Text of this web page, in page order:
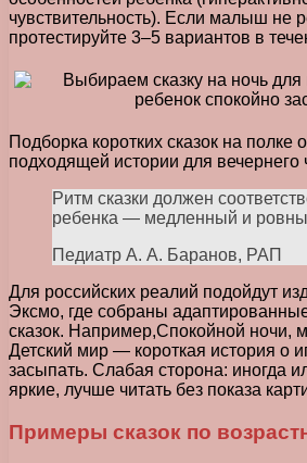
чувствительность). Если малыш не
протестируйте 3–5 вариантов в
Подборка коротких сказок на полке
подходящей истории для вечернего
Ритм сказки должен
ребенка — медленный и
Педиатр А. А. Баранов, РАП
Для российских реалий подойдут
Эксмо, где собраны
сказок. Например,Спокойной ночи,
Детский мир — короткая история о
засыпать. Слабая сторона: иногда
яркие, лучше читать без показа
Примеры сказок по